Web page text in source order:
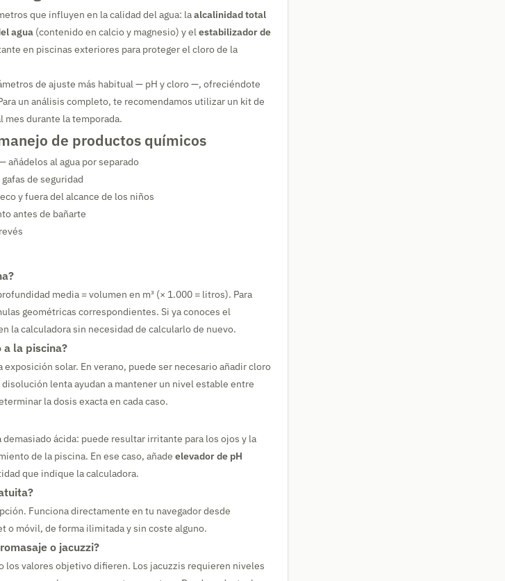
que influyen en la calidad del agua: laalcalinidad total
agua (contenido en calcio y magnesio) y elestabilizador de
en piscinas exteriores para proteger el cloro de la
de ajuste más habitual — pH y cloro —, ofreciéndote
un análisis completo, te recomendamos utilizar un kit de
mes durante la temporada.
de productos químicos
al agua por separado
de seguridad
y fuera del alcance de los niños
antes de bañarte
media = volumen en m³ (× 1.000 = litros). Para
geométricas correspondientes. Si ya conoces el
la calculadora sin necesidad de calcularlo de nuevo.
a la piscina?
solar. En verano, puede ser necesario añadir cloro
lenta ayudan a mantener un nivel estable entre
la dosis exacta en cada caso.
demasiado ácida: puede resultar irritante para los ojos y la
de la piscina. En ese caso, añade elevador de pH
que indique la calculadora.
Funciona directamente en tu navegador desde
o móvil, de forma ilimitada y sin coste alguno.
o jacuzzi?
los valores objetivo difieren. Los jacuzzis requieren niveles